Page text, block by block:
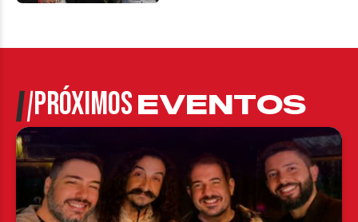
PRÓXIMOSEVENTOS